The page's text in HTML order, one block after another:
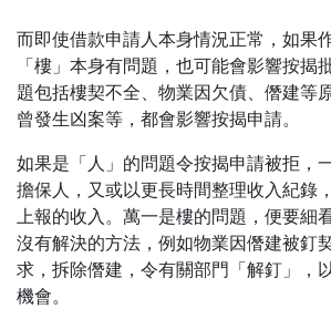
而即使借款申請人本身情況正常，如果
「樓」本身有問題，也可能會影響按揭
題包括樓契不全、物業因欠債、僭建等
曾發生凶案等，都會影響按揭申請。
如果是「人」的問題令按揭申請被拒，
擔保人，又或以更長時間整理收入紀錄
上報的收入。萬一是樓的問題，便要細
沒有解決的方法，例如物業因僭建被釘
求，拆除僭建，令有關部門「解釘」，
機會。